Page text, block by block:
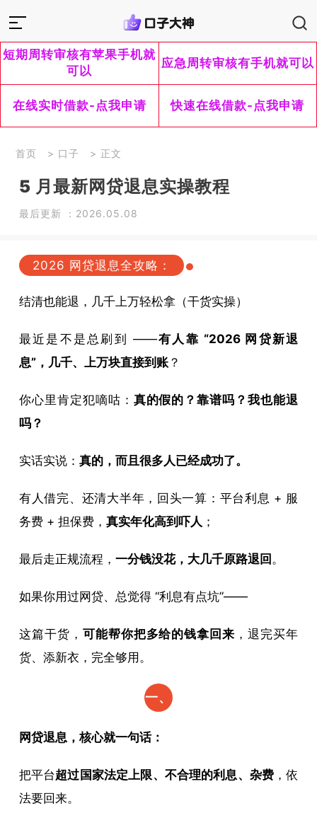
短期周转审核有苹果手机就
可以
应急周转审核有手机就可以
在线实时借款-点我申请 快速在线借款-点我申请
首页 > 口子 > 正文
5 月最新网贷退息实操教程
最后更新 ：2026.05.08
2026 网贷退息全攻略：
结清也能退，几千上万轻松拿（干货实操）
最近是不是总刷到 ——有人靠 “2026 网贷新退
息”，几千、上万块直接到账？
你心里肯定犯嘀咕： 真的假的？靠谱吗？我也能退
吗？
实话实说： 真的，而且很多人已经成功了。
有人借完、还清大半年，回头一算：平台利息 + 服
务费 + 担保费， 真实年化高到吓人 ；
最后走正规流程， 一分钱没花，大几千原路退回。
如果你用过网贷、总觉得 “利息有点坑”——
这篇干货， 可能帮你把多给的钱拿回来 ，退完买年
货、添新衣，完全够用。
一、
退息
网贷退息，核心就一句话：
把平台超过国家法定上限、不合理的利息、杂费，依
法要回来。